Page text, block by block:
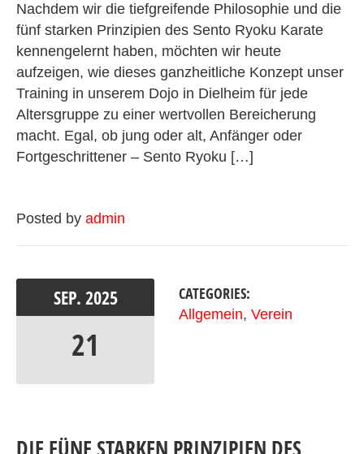
Nachdem wir die tiefgreifende Philosophie und die
fünf starken Prinzipien des Sento Ryoku Karate
kennengelernt haben, möchten wir heute
aufzeigen, wie dieses ganzheitliche Konzept unser
Training in unserem Dojo in Dielheim für jede
Altersgruppe zu einer wertvollen Bereicherung
macht. Egal, ob jung oder alt, Anfänger oder
Fortgeschrittener – Sento Ryoku […]
Posted by admin
SEP. 2025
21
CATEGORIES:
Allgemein, Verein